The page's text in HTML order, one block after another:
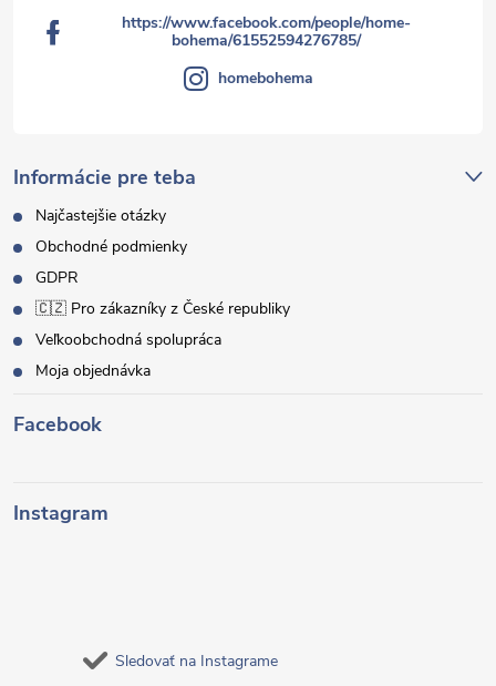
Informácie pre teba
Najčastejšie otázky
Obchodné podmienky
GDPR
🇨🇿 Pro zákazníky z České republiky
Veľkoobchodná spolupráca
Moja objednávka
https://www.facebook.com/people/home-
bohema/61552594276785/
homebohema
Facebook
Instagram
Sledovať na Instagrame